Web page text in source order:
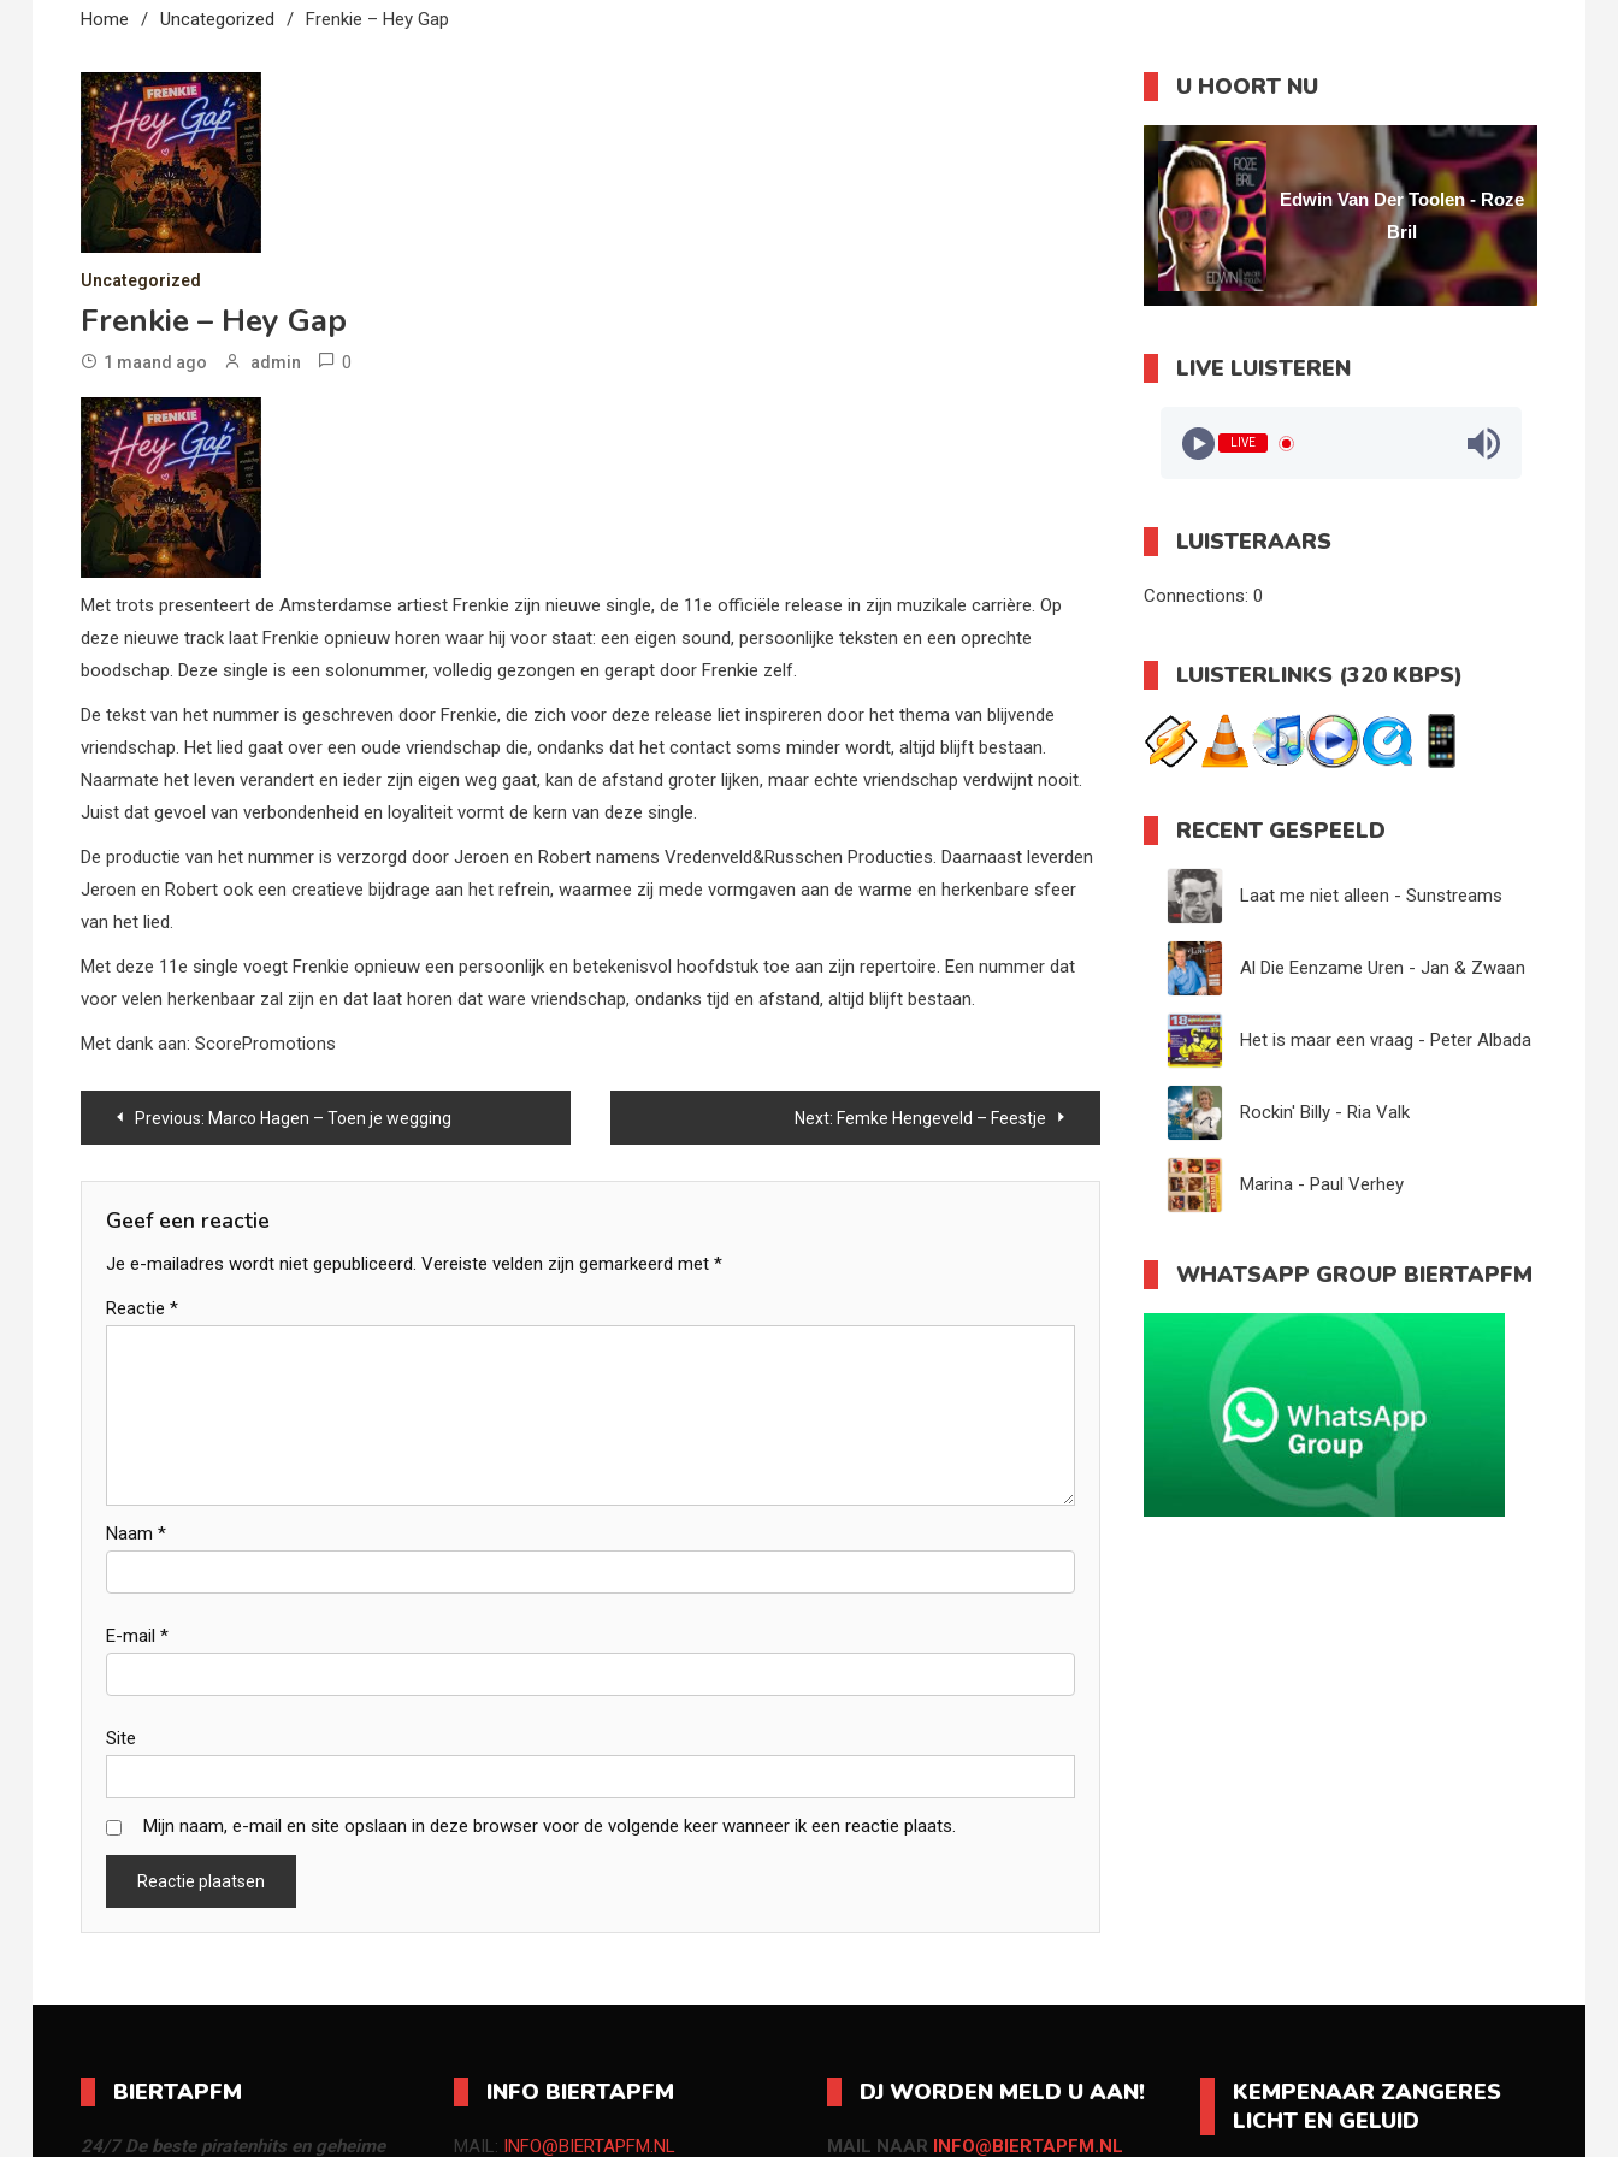
Home Uncategorized Frenkie – Hey Gap
Uncategorized
Frenkie – Hey Gap
1 maand ago admin 0
Met trots presenteert de Amsterdamse artiest Frenkie zijn nieuwe single, de 11e officiële release in zijn muzikale carrière. Op
deze nieuwe track laat Frenkie opnieuw horen waar hij voor staat: een eigen sound, persoonlijke teksten en een oprechte
boodschap. Deze single is een solonummer, volledig gezongen en gerapt door Frenkie zelf.
De tekst van het nummer is geschreven door Frenkie, die zich voor deze release liet inspireren door het thema van blijvende
vriendschap. Het lied gaat over een oude vriendschap die, ondanks dat het contact soms minder wordt, altijd blijft bestaan.
Naarmate het leven verandert en ieder zijn eigen weg gaat, kan de afstand groter lijken, maar echte vriendschap verdwijnt nooit.
Juist dat gevoel van verbondenheid en loyaliteit vormt de kern van deze single.
De productie van het nummer is verzorgd door Jeroen en Robert namens Vredenveld&Russchen Producties. Daarnaast leverden
Jeroen en Robert ook een creatieve bijdrage aan het refrein, waarmee zij mede vormgaven aan de warme en herkenbare sfeer
van het lied.
Met deze 11e single voegt Frenkie opnieuw een persoonlijk en betekenisvol hoofdstuk toe aan zijn repertoire. Een nummer dat
voor velen herkenbaar zal zijn en dat laat horen dat ware vriendschap, ondanks tijd en afstand, altijd blijft bestaan.
Met dank aan: ScorePromotions
Bericht
navigatie
Previous: Marco Hagen – Toen je wegging Next: Femke Hengeveld – Feestje
Geef een reactie
Je e-mailadres wordt niet gepubliceerd. Vereiste velden zijn gemarkeerd met *
Reactie *
Naam *
E-mail *
Site
Mijn naam, e-mail en site opslaan in deze browser voor de volgende keer wanneer ik een reactie plaats.
U HOORT NU
Edwin Van Der Toolen - Roze
Bril
LIVE LUISTEREN
LIVE
LUISTERAARS
Connections:0
LUISTERLINKS (320 KBPS)
RECENT GESPEELD
Laat me niet alleen - Sunstreams
Al Die Eenzame Uren - Jan & Zwaan
Het is maar een vraag - Peter Albada
Rockin' Billy - Ria Valk
Marina - Paul Verhey
WHATSAPP GROUP BIERTAPFM
BIERTAPFM
24/7 De beste piratenhits en geheime
INFO BIERTAPFM
MAIL: INFO@BIERTAPFM.NL
DJ WORDEN MELD U AAN!
MAIL NAAR INFO@BIERTAPFM.NL
KEMPENAAR ZANGERES
LICHT EN GELUID